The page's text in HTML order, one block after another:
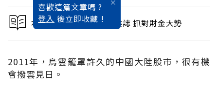
喜歡這篇文章嗎 ?
登入 後立即收藏 !
本文出自 2011 / 1月號雜誌 抓對財金大勢
2011年，烏雲籠罩許久的中國大陸股巿，很有機
會撥雲見日。